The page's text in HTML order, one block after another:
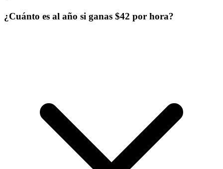
¿Cuánto es al año si ganas $42 por hora?